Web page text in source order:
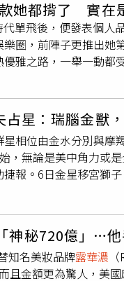
境，人情世故宛如鏡
風玉露一相逢。 處
休管人言，不昧則
秤座 貴人運好厚積
。走春桃花人緣也俏
休管他人玉壺冰心
逢諸星入水瓶，務必
金石為開。本周射手
與金星相合，種善念
。春節期間，摩羯逢
以免財去人不安。
尾強運，挑戰雖多，
正財因加官晉爵有
魚的團隊勝利與合作
。感情是春風拂檻露
。部分牡羊欲速不達
牛座擇善固執不悔隔
。宜安排短程出行
爛見微知著，本周的
意蜚語可畏，以免有
宣福，厚積薄發，
防功績煊赫犯小人，
油門，直線達陣，但
資將有壓力測試。感
年水冥合相，開拓
。感情是一從二令
指數高漲，諸事呈祥
瑤台月下逢。 天蠍
護星與水星相合，借
心門養精蓄銳，以逸
銳，商場上洞燭先
她都揹了 實在
單飛後，便發表個
圈，前陣子更推出
雅之路，一舉一動都
日本更相中她
裝時經常選擇凱莉包
供）FENDI ROMA
肩背提包／74,000元
(右)BVLGARI
星：瑞腦金獸
相位由金水分別與
，無論是美中角力或
報。6日金星移宮獅
移焦自愛優先與享
將有重磅消息面世，
輕騎過關。職涯仍極
同行風景更美機不可
與回收成正比。漏
神秘720億」…
知名美妝品牌露華濃
且金額更為驚人，美